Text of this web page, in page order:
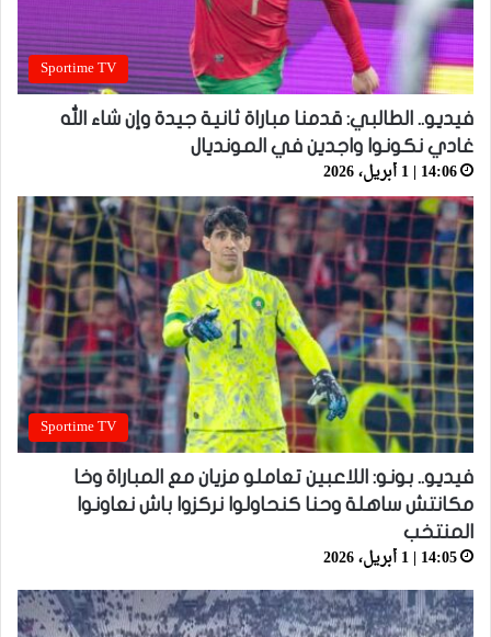
Sportime TV
فيديو.. الطالبي: قدمنا مباراة ثانية جيدة وإن شاء الله
غادي نكونوا واجدين في المونديال
14:06 | 1 أبريل، 2026
Sportime TV
فيديو.. بونو: اللاعبين تعاملو مزيان مع المباراة وخا
مكانتش ساهلة وحنا كنحاولوا نركزوا باش نعاونوا
المنتخب
14:05 | 1 أبريل، 2026